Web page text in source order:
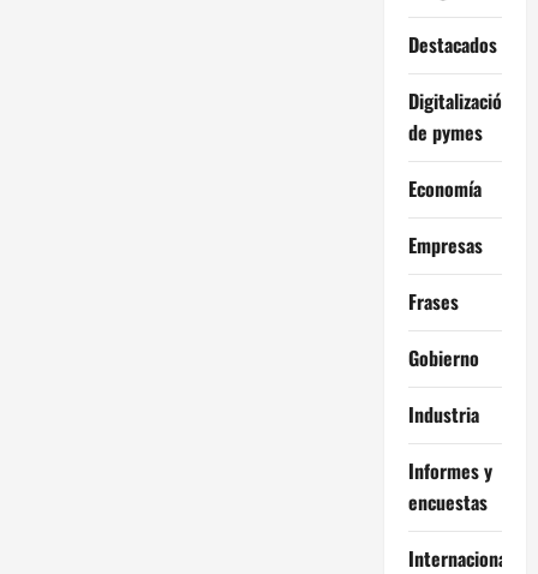
Destacados
Digitalización
de pymes
Economía
Empresas
Frases
Gobierno
Industria
Informes y
encuestas
Internacional